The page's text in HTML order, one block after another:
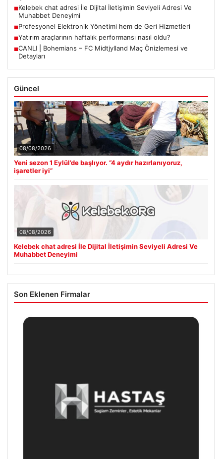
■Kelebek chat adresi İle Dijital İletişimin Seviyeli Adresi Ve
Muhabbet Deneyimi
■Profesyonel Elektronik Yönetimi hem de Geri Hizmetleri
■Yatırım araçlarının haftalık performansı nasıl oldu?
■CANLI | Bohemians – FC Midtjylland Maç Önizlemesi ve
Detayları
Güncel
08/08/2026
Yeni sezon 1 Eylül’de başlıyor. “4 aydır hazırlanıyoruz,
işaretler iyi”
08/08/2026
Kelebek chat adresi İle Dijital İletişimin Seviyeli Adresi Ve
Muhabbet Deneyimi
Son Eklenen Firmalar